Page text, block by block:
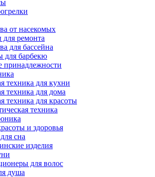
от насекомых
для ремонта
для бассейна
для барбекю
принадлежности
техника для кухни
техника для дома
техника для красоты
техника
и здоровья
сна
изделия
для волос
душа